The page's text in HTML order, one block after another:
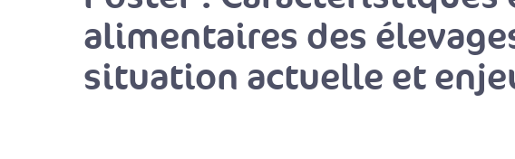
alimentaires des
situation actuelle et